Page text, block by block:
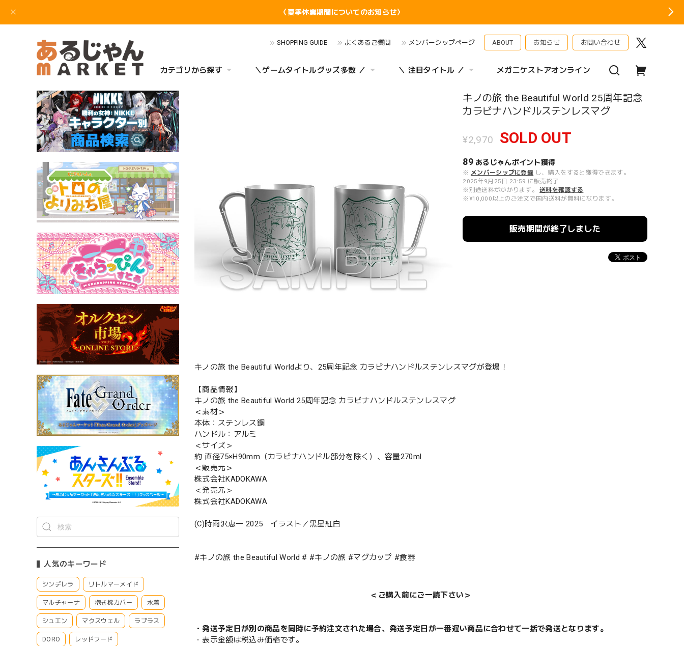
〈夏季休業期間についてのお知らせ〉
SHOPPING GUIDE よくあるご質問 メンバーシップページ ABOUT お知らせ お問い合わせ
カテゴリから探す ＼ゲームタイトルグッズ多数 ／ ＼ 注目タイトル ／ メガニケストアオンライン
人気のキーワード
シンデレラ リトルマーメイド
マルチャーナ 抱き枕カバー 水着
シュエン マクスウェル ラプラス
DORO レッドフード
キノの旅 the Beautiful World 25周年記念
カラビナハンドルステンレスマグ
¥2,970 SOLD OUT
89 あるじゃんポイント獲得
※ メンバーシップに登録 し、購入をすると獲得できます。
2025年9月25日 23:59 に販売終了
※別途送料がかかります。
送料を確認する
※¥10,000以上のご注文で国内送料が無料になります。
販売期間が終了しました
キノの旅 the Beautiful Worldより、25周年記念 カラビナハンドルステンレスマグが登場！
【商品情報】
キノの旅 the Beautiful World 25周年記念 カラビナハンドルステンレスマグ
＜素材＞
本体：ステンレス鋼
ハンドル：アルミ
＜サイズ＞
約 直径75×H90mm（カラビナハンドル部分を除く）、容量270ml
＜販売元＞
株式会社KADOKAWA
＜発売元＞
株式会社KADOKAWA
(C)時雨沢恵一 2025 イラスト／黒星紅白
#キノの旅 the Beautiful World # #キノの旅 #マグカップ #食器
＜ご購入前にご一読下さい＞
・発送予定日が別の商品を同時に予約注文された場合、発送予定日が一番遅い商品に合わせて一括で発送となります。
・表示金額は税込み価格です。